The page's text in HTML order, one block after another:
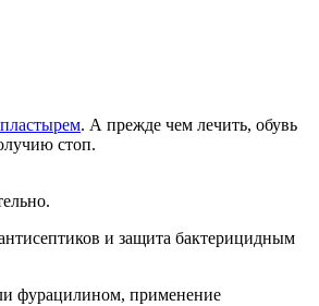
. А прежде чем лечить, обувь
стоп.
и защита бактерицидным
фурацилином, применение